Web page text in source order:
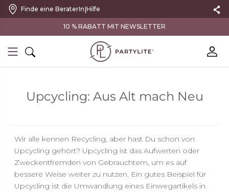
Finde eine BeraterIn|Hilfe
10 % RABATT MIT NEWSLETTER
Upcycling: Aus Alt mach Neu
Wir alle kennen Recycling, aber hast Du schon von
Upcycling gehört? Upcycling ist das Aufwerten oder
Zweckentfremden von Gebrauchtem, um es auf
bessere Weise weiter zu nutzen. Ein gutes Beispiel für
Upcycling ist die Umwandlung eines Einwegartikels in